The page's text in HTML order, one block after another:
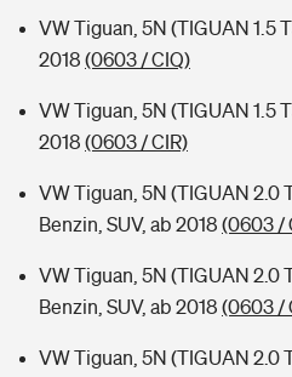
VW Tiguan, 5N (TIGUAN 1.5
2018 (0603 / CIQ)
VW Tiguan, 5N (TIGUAN 1.5
2018 (0603 / CIR)
VW Tiguan, 5N (TIGUAN 2.0
Benzin, SUV, ab 2018 (0603 /
VW Tiguan, 5N (TIGUAN 2.0
Benzin, SUV, ab 2018 (0603 /
VW Tiguan, 5N (TIGUAN 2.0